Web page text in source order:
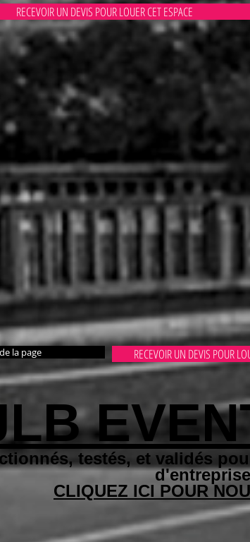
RECEVOIR UN DEVIS POUR LOUER CET ESPACE
RECEVOIR UN DEVIS POUR
la page
testés, et validés
CLIQUEZ ICI POUR